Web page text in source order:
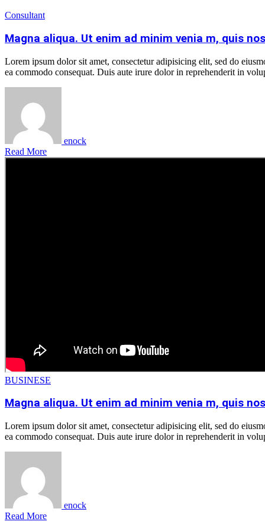
Consultant
Magna aliqua. Ut enim ad minim venia m, quis
Lorem ipsum dolor sit amet, consectetur adipisicing elit, sed do
ea commodo consequat. Duis aute irure dolor in reprehenderit in
enock
Read More
BUSINESE
Magna aliqua. Ut enim ad minim venia m, quis
Lorem ipsum dolor sit amet, consectetur adipisicing elit, sed do
ea commodo consequat. Duis aute irure dolor in reprehenderit in
enock
Read More